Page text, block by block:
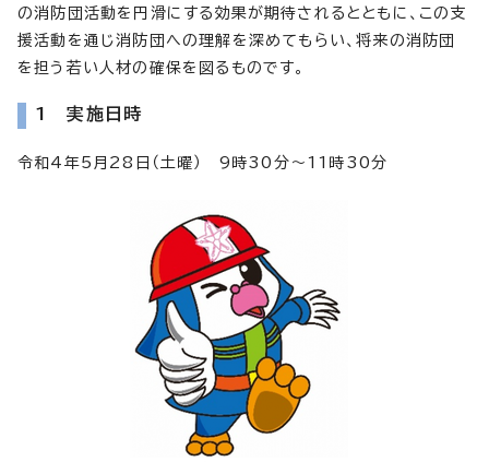
の消防団活動を円滑にする効果が期待されるとともに、この支
援活動を通じ消防団への理解を深めてもらい、将来の消防団
を担う若い人材の確保を図るものです。
1 実施日時
令和4年5月28日（土曜） 9時30分～11時30分